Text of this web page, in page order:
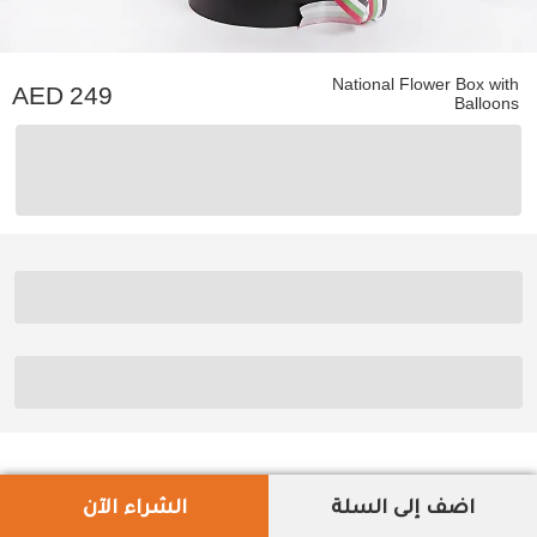
National Flower Box with
Balloons
249
اضف إلى السلة الشراء الآن